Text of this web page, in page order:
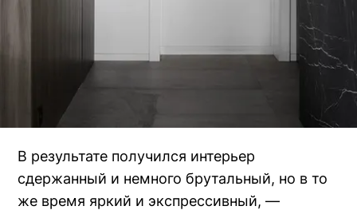
В результате получился интерьер
сдержанный и немного брутальный, но в то
же время яркий и экспрессивный, —